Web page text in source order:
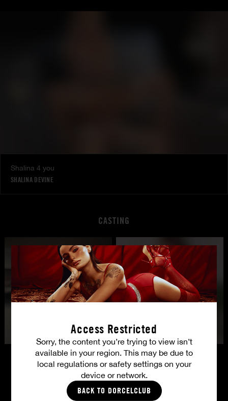
Access Restricted
Sorry, the content you’re trying to view isn’t
available in your region. This may be due to
local regulations or safety settings on your
device or network.
BACK TO DORCELCLUB
Shalina 4 you
SHALINA DEVINE
CASTING
Ihre Mitgliedervorteile